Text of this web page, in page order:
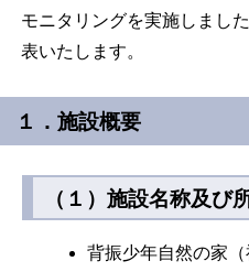
モニタリングを実施しまし
表いたします。
１．施設概要
（１）施設名称及び
背振少年自然の家